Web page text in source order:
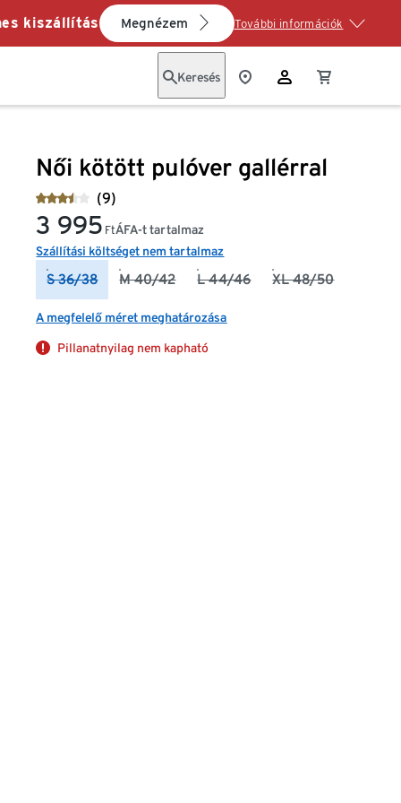
kiszállítás Megnézem További információk
Keresés
Női kötött pulóver gallérral
(9)
3 995 FtÁFA-t tartalmaz
Szállítási költséget nem tartalmaz
S 36/38 M 40/42 L 44/46 XL 48/50
A megfelelő méret meghatározása
Pillanatnyilag nem kapható